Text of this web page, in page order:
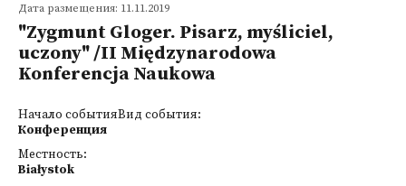
Дата размещения: 11.11.2019
"Zygmunt Gloger. Pisarz, myśliciel,
uczony" /II Międzynarodowa
Konferencja Naukowa
Начало событияВид события:
Конференция
Местность:
Białystok